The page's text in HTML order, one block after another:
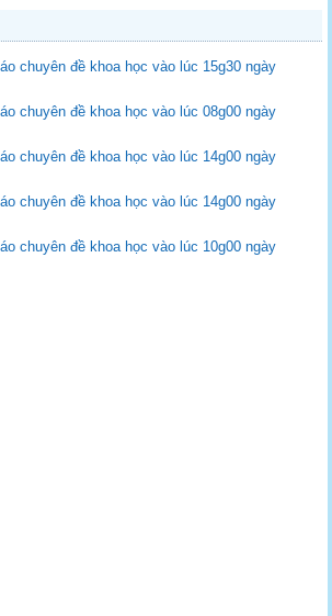
chuyên đề khoa học vào lúc 15g30 ngày
chuyên đề khoa học vào lúc 08g00 ngày
chuyên đề khoa học vào lúc 14g00 ngày
chuyên đề khoa học vào lúc 14g00 ngày
chuyên đề khoa học vào lúc 10g00 ngày